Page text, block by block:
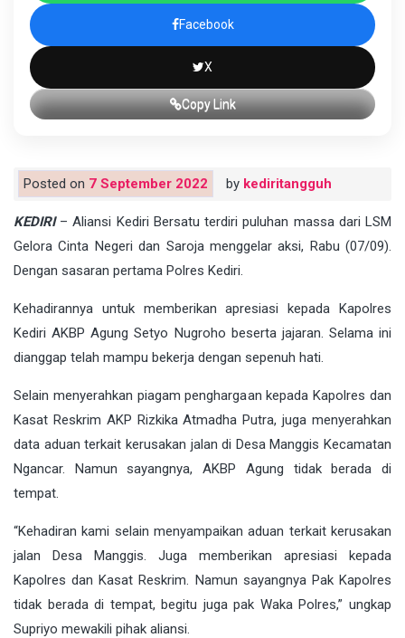
Facebook
X
Copy Link
Posted on 7 September 2022 by kediritangguh
KEDIRI– Aliansi Kediri Bersatu terdiri puluhan massa dari LSM
Gelora Cinta Negeri dan Saroja menggelar aksi, Rabu (07/09).
Dengan sasaran pertama Polres Kediri.
Kehadirannya untuk memberikan apresiasi kepada Kapolres
Kediri AKBP Agung Setyo Nugroho beserta jajaran. Selama ini
dianggap telah mampu bekerja dengan sepenuh hati.
Selain menyerahkan piagam penghargaan kepada Kapolres dan
Kasat Reskrim AKP Rizkika Atmadha Putra, juga menyerahkan
data aduan terkait kerusakan jalan di Desa Manggis Kecamatan
Ngancar. Namun sayangnya, AKBP Agung tidak berada di
tempat.
“Kehadiran kami selain menyampaikan aduan terkait kerusakan
jalan Desa Manggis. Juga memberikan apresiasi kepada
Kapolres dan Kasat Reskrim. Namun sayangnya Pak Kapolres
tidak berada di tempat, begitu juga pak Waka Polres,” ungkap
Supriyo mewakili pihak aliansi.